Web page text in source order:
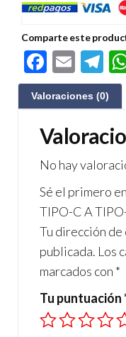
Comparte este
F
ac
e
b
o
o
k
E
m
ail
Te
le
gr
a
m
Valoraciones (0)
No hay
Sé el primero
TIPO-C A
Tu dirección
publicada. Los
marcados con *
Tu puntuación